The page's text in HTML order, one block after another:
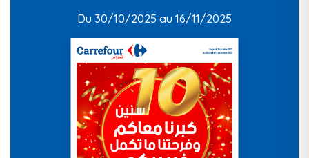
Du 30/10/2025 au 16/11/2025